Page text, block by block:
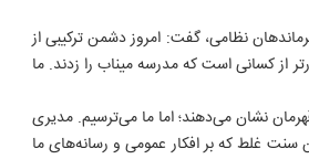
نظامی، گفت: امروز دشمن ترکیبی از
از کسانی است که مدرسه میناب را زدند. ما
نشان می‌دهند؛ اما ما می‌ترسیم. مدیری
سنت غلط که بر افکار عمومی و رسانه‌های ما